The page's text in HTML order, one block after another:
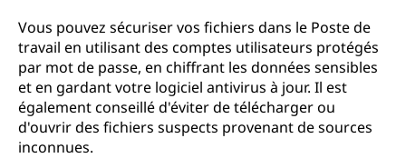
Vous pouvez sécuriser vos fichiers dans le Poste de
travail en utilisant des comptes utilisateurs protégés
par mot de passe, en chiffrant les données sensibles
et en gardant votre logiciel antivirus à jour. Il est
également conseillé d'éviter de télécharger ou
d'ouvrir des fichiers suspects provenant de sources
inconnues.